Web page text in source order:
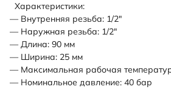
Характеристики:
— Внутренняя резьба: 1/2"
— Наружная резьба: 1/2"
— Длина: 90 мм
— Ширина: 25 мм
— Максимальная рабочая
— Номинальное давление: 40 бар